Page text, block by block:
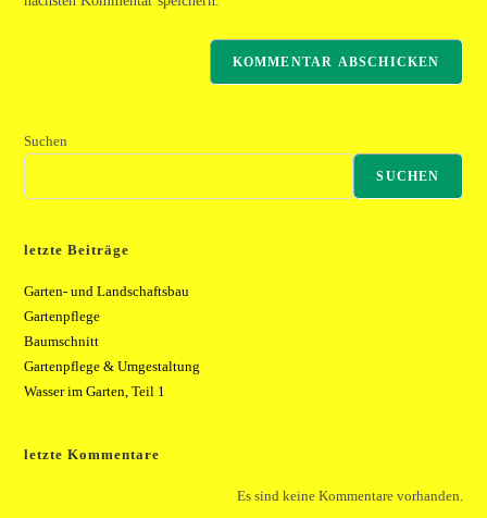
ein
Suchen
SUCHEN
letzte Beiträge
Garten- und Landschaftsbau
Gartenpflege
Baumschnitt
Gartenpflege & Umgestaltung
Wasser im Garten, Teil 1
letzte Kommentare
Es sind keine Kommentare vorhanden.